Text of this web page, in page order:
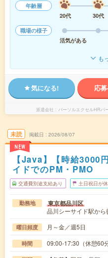
年齢層
20代
30代
職場の様子
活気がある
も
気になる! 応
派遣会社 パーソルエクセルHRパ
未読
NEW
掲載日 2026/08/07
【Java】【時給3000
イドでのPM・PMO
交通費別途支給あり 土日祝日が休
勤務地 東京都品川区
品川シーサイド駅から
曜日頻度 月～金／週5日
時間 09:00-17:30（休憩60